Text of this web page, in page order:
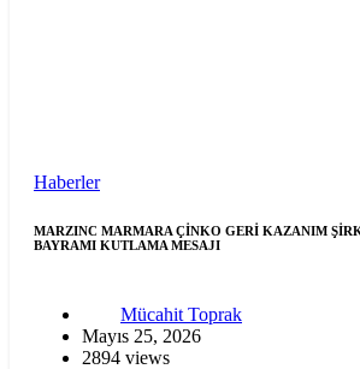
Haberler
MARZINC MARMARA ÇİNKO GERİ KAZANIM
BAYRAMI KUTLAMA MESAJI
Mücahit Toprak
Mayıs 25, 2026
2894 views